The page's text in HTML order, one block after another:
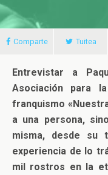
Comparte Tuitea
Entrevistar a
Asociación para
franquismo
a una persona,
misma, desde su
experiencia de lo
mil rostros en la